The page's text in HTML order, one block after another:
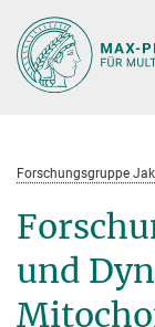
Hauptinhalt
Forschungsgruppe
und